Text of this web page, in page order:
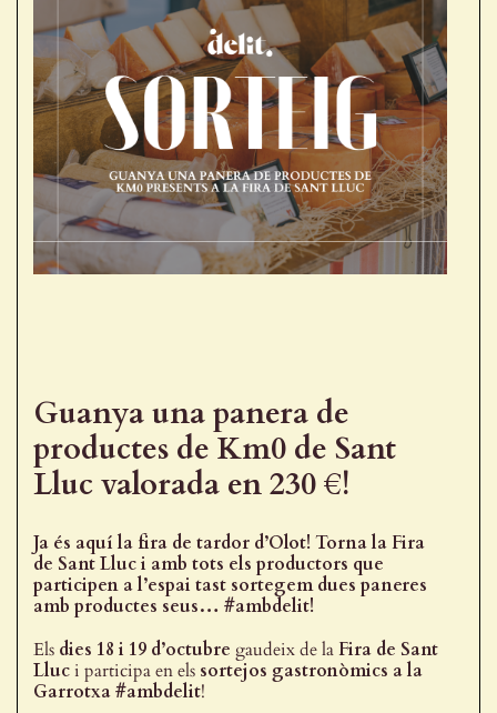
Receptes de la Garrotxa
Guanya una panera de
productes de Km0 de Sant
Lluc valorada en 230 €!
Ja és aquí la fira de tardor d’Olot! Torna la Fira
de Sant Lluc i amb tots els productors que
participen a l’espai tast sortegem dues paneres
amb productes seus… #ambdelit!
Els dies 18 i 19 d’octubre gaudeix de laFira de Sant
Lluci participa en els sortejos gastronòmics a la
Garrotxa #ambdelit!